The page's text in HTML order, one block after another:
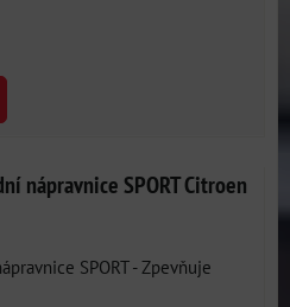
nápravnice SPORT Citroen
SPORT - Zpevňuje